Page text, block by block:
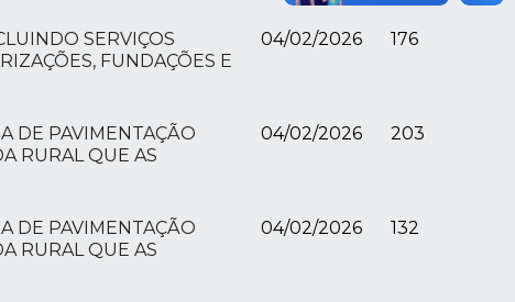
SERVIÇOS
FUNDAÇÕES E
04/02/2026 176
DE PAVIMENTAÇÃO
RURAL QUE AS
04/02/2026 203
DE PAVIMENTAÇÃO
RURAL QUE AS
04/02/2026 132